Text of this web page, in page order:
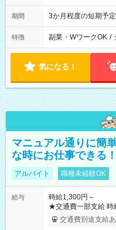
期間 3か月程度の短期予
特徴 副業・WワークOK /
気になる！
マニュアル通りに簡
な時にお仕事できる
アルバイト 職種未経験OK
給与
時給1,300円～
★交通費一部支給 時給1,300円～ ※試験・役割により手当あり
※勤務回数により昇
り！】 希望される
交通費別途支給あ